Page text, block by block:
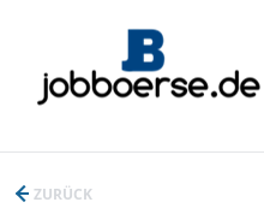
ZURÜCK